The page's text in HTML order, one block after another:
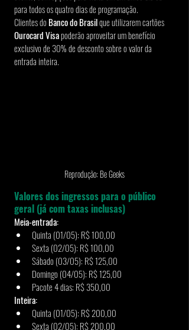
para todos os quatro dias de programação.
Clientes do Banco do Brasil que utilizarem cartões
Ourocard Visa poderão aproveitar um benefício
exclusivo de 30% de desconto sobre o valor da
entrada inteira.
Reprodução: Be Geeks
Valores dos ingressos para o público
geral (já com taxas inclusas)
Meia-entrada:
Quinta (01/05): R$ 100,00
Sexta (02/05): R$ 100,00
Sábado (03/05): R$ 125,00
Domingo (04/05): R$ 125,00
Pacote 4 dias: R$ 350,00
Inteira:
Quinta (01/05): R$ 200,00
Sexta (02/05): R$ 200,00